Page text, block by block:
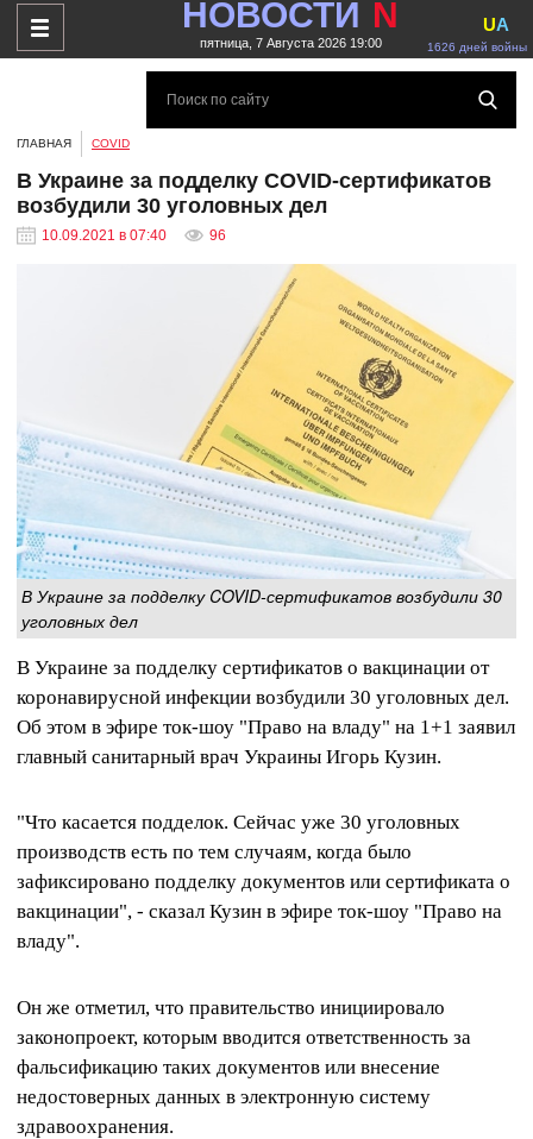
НОВОСТИ N
пятница, 7 Августа 2026 19:00 1626 дней войны
UA
ГЛАВНАЯ COVID
В Украине за подделку COVID-сертификатов
возбудили 30 уголовных дел
10.09.2021 в 07:40 96
В Украине за подделку COVID-сертификатов возбудили 30
уголовных дел
В Украине за подделку сертификатов о вакцинации от
коронавирусной инфекции возбудили 30 уголовных дел.
Об этом в эфире ток-шоу "Право на владу" на 1+1 заявил
главный санитарный врач Украины Игорь Кузин.
"Что касается подделок. Сейчас уже 30 уголовных
производств есть по тем случаям, когда было
зафиксировано подделку документов или сертификата о
вакцинации", - сказал Кузин в эфире ток-шоу "Право на
владу".
Он же отметил, что правительство инициировало
законопроект, которым вводится ответственность за
фальсификацию таких документов или внесение
недостоверных данных в электронную систему
здравоохранения.